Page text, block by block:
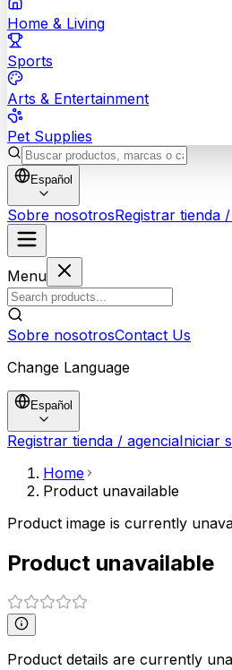
Home & Living
Sports
Arts & Entertainment
Pet Supplies
Español
Sobre nosotrosRegistrar tienda
Menu
Sobre nosotrosContact Us
Change Language
Español
Registrar tienda / agenciaIniciar
Home
Product unavailable
Product image is currently
Product unavailable
Product details are currently